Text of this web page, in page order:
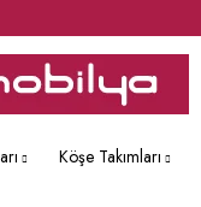
Köşe Takımları